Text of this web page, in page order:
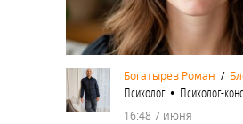
Богатырев Роман /
Психолог • Психолог-
16:48 7 июня